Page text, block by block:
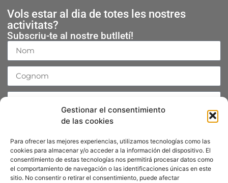
Gestionar el consentimiento
de las cookies
Para ofrecer las mejores experiencias, utilizamos tecnologías como las
cookies para almacenar y/o acceder a la información del dispositivo. El
consentimiento de estas tecnologías nos permitirá procesar datos como
el comportamiento de navegación o las identificaciones únicas en este
sitio. No consentir o retirar el consentimiento, puede afectar
Vols estar al dia de totes les nostres
activitats?
Subscriu-te al nostre butlletí!
Política de Privacitat
Enviar